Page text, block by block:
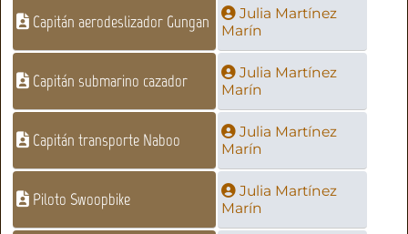
Capitán aerodeslizador Gungan
Julia Martínez
Marín
Capitán submarino cazador
Julia Martínez
Marín
Capitán transporte Naboo
Julia Martínez
Marín
Piloto Swoopbike
Julia Martínez
Marín